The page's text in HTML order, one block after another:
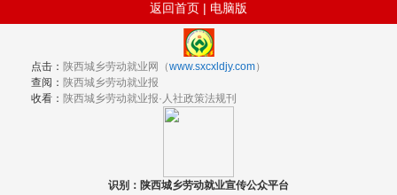
返回首页 | 电脑版
点击： 陕西城乡劳动就业网（www.sxcxldjy.com）
查阅： 陕西城乡劳动就业报
收看： 陕西城乡劳动就业报·人社政策法规刊
识别：陕西城乡劳动就业宣传公众平台